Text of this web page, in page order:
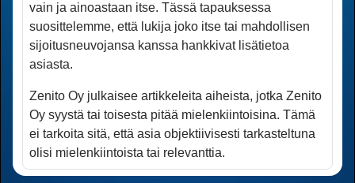
vain ja ainoastaan itse. Tässä tapauksessa
suosittelemme, että lukija joko itse tai mahdollisen
sijoitus­neuvojansa kanssa hankkivat lisätietoa
asiasta.
Zenito Oy julkaisee artikkeleita aiheista, jotka Zenito
Oy syystä tai toisesta pitää mielenkiintoisina. Tämä
ei tarkoita sitä, että asia objektiivisesti tarkasteltuna
olisi mielenkiintoista tai relevanttia.